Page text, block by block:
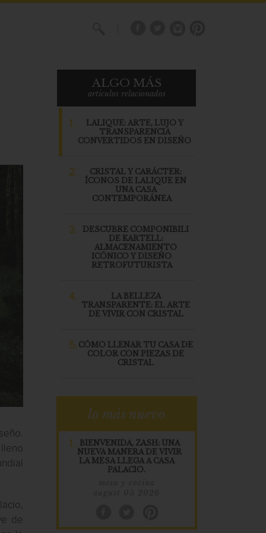
de
ALGO MÁS
articulos relacionados
1.
LALIQUE: ARTE, LUJO Y
TRANSPARENCIA
CONVERTIDOS EN DISEÑO
2.
CRISTAL Y CARÁCTER:
ÍCONOS DE LALIQUE EN
UNA CASA
CONTEMPORÁNEA
3.
DESCUBRE COMPONIBILI
DE KARTELL:
ALMACENAMIENTO
ICÓNICO Y DISEÑO
RETROFUTURISTA
4.
LA BELLEZA
TRANSPARENTE: EL ARTE
DE VIVIR CON CRISTAL
5. CÓMO LLENAR TU CASA DE
COLOR CON PIEZAS DE
CRISTAL
lo más nuevo
1.
BIENVENIDA, ZASH: UNA
NUEVA MANERA DE VIVIR
LA MESA LLEGA A CASA
PALACIO.